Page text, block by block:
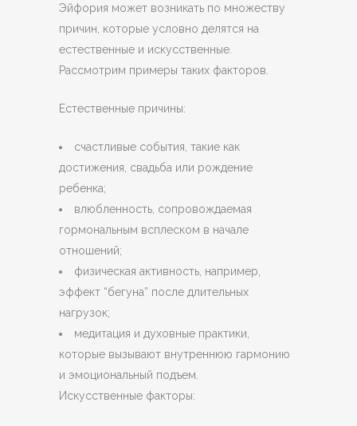
Эйфория может возникать по множеству
причин, которые условно делятся на
естественные и искусственные.
Рассмотрим примеры таких факторов.
Естественные причины:
счастливые события, такие как
достижения, свадьба или рождение
ребенка;
влюбленность, сопровождаемая
гормональным всплеском в начале
отношений;
физическая активность, например,
эффект “бегуна” после длительных
нагрузок;
медитация и духовные практики,
которые вызывают внутреннюю гармонию
и эмоциональный подъем.
Искусственные факторы: